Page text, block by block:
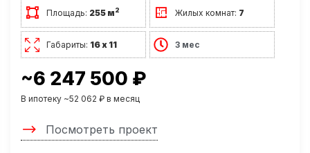
Площадь: 255 м2 Жилых комнат: 7
Габариты: 16 х 11 3 мес
~6 247 500 ₽
В ипотеку ~52 062 ₽ в месяц
Посмотреть проект